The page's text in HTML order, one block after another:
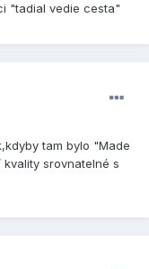
"tadial vedie cesta"
tam bylo "Made
srovnatelné s